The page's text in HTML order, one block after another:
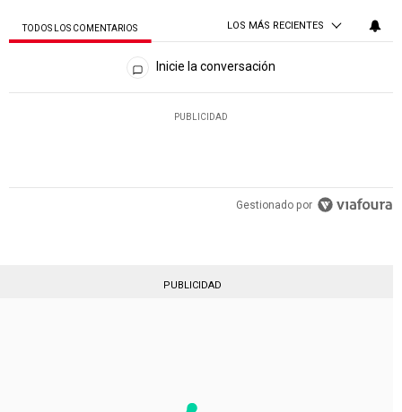
TODOS LOS COMENTARIOS LOS MÁS RECIENTES
Todos los comentarios
Inicie la conversación
PUBLICIDAD
Gestionado por
PUBLICIDAD